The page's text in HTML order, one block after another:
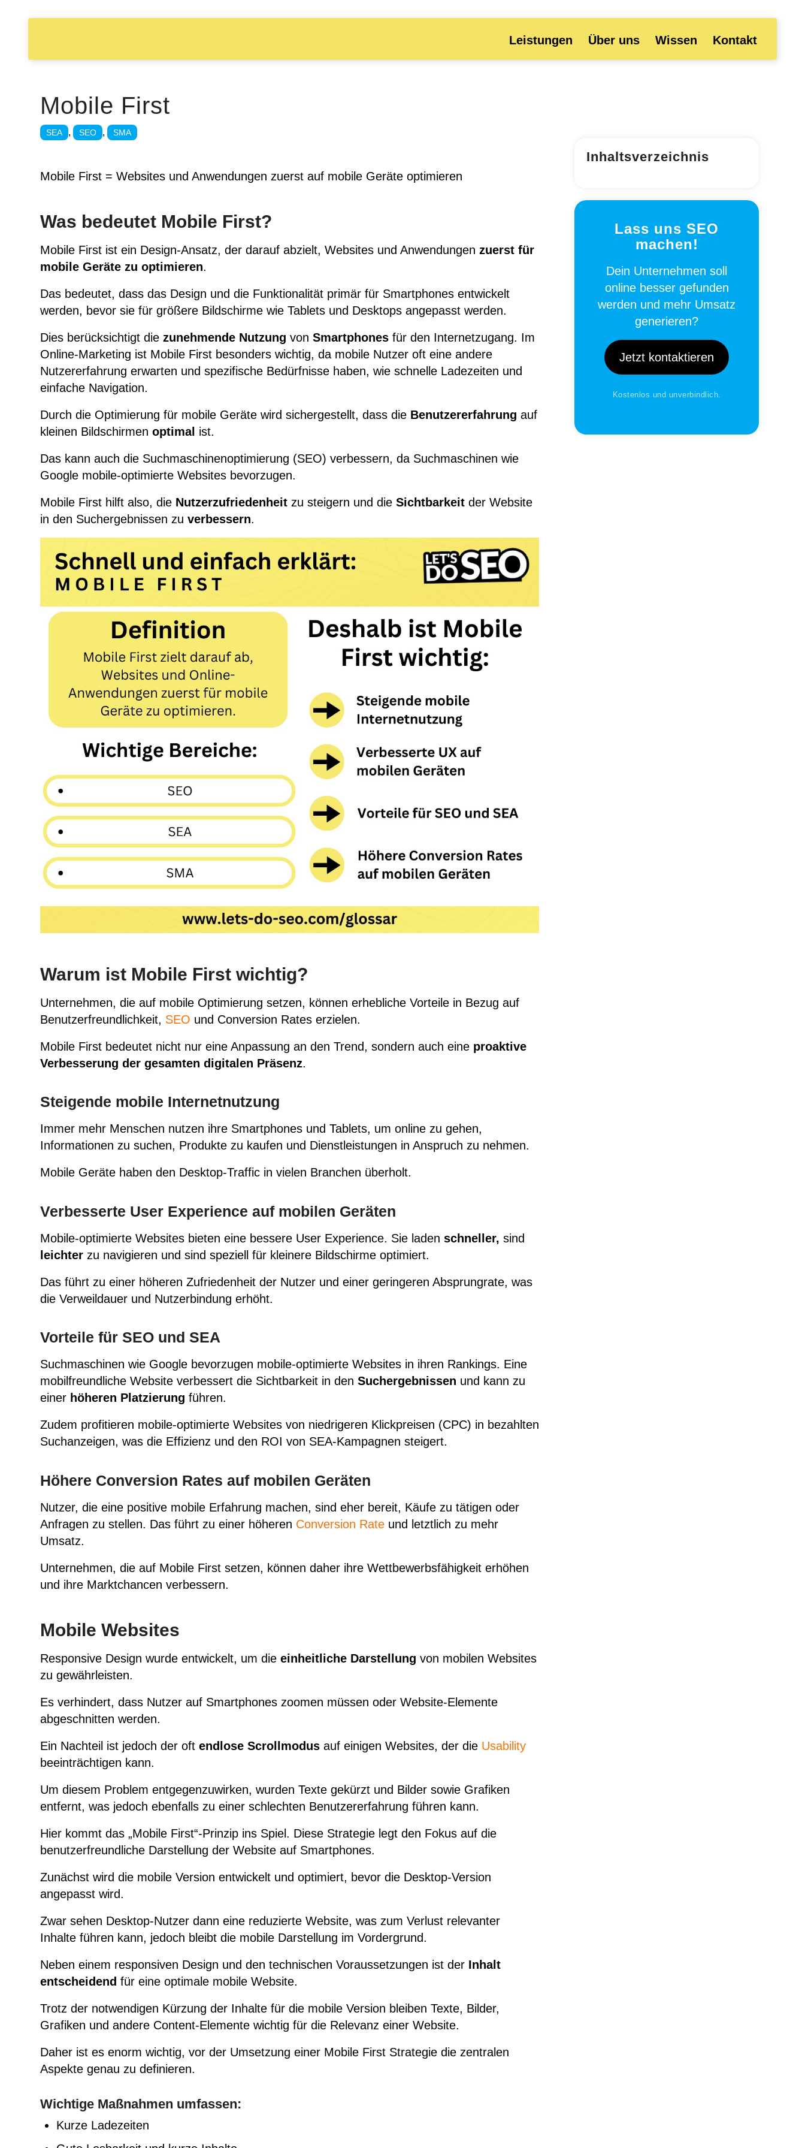
Leistungen Über uns Wissen Kontakt
Mobile First
SEA , SEO , SMA
Mobile First = Websites und Anwendungen zuerst auf mobile Geräte optimieren
Was bedeutet Mobile First?
Mobile First ist ein Design-Ansatz, der darauf abzielt, Websites und Anwendungen zuerst für
mobile Geräte zu optimieren.
Das bedeutet, dass das Design und die Funktionalität primär für Smartphones entwickelt
werden, bevor sie für größere Bildschirme wie Tablets und Desktops angepasst werden.
Dies berücksichtigt die zunehmende Nutzung von Smartphones für den Internetzugang. Im
Online-Marketing ist Mobile First besonders wichtig, da mobile Nutzer oft eine andere
Nutzererfahrung erwarten und spezifische Bedürfnisse haben, wie schnelle Ladezeiten und
einfache Navigation.
Durch die Optimierung für mobile Geräte wird sichergestellt, dass die Benutzererfahrung auf
kleinen Bildschirmen optimal ist.
Das kann auch die Suchmaschinenoptimierung (SEO) verbessern, da Suchmaschinen wie
Google mobile-optimierte Websites bevorzugen.
Mobile First hilft also, die Nutzerzufriedenheit zu steigern und die Sichtbarkeit der Website
in den Suchergebnissen zu verbessern.
Warum ist Mobile First wichtig?
Unternehmen, die auf mobile Optimierung setzen, können erhebliche Vorteile in Bezug auf
Benutzerfreundlichkeit, SEO und Conversion Rates erzielen.
Mobile First bedeutet nicht nur eine Anpassung an den Trend, sondern auch eine proaktive
Verbesserung der gesamten digitalen Präsenz.
Steigende mobile Internetnutzung
Immer mehr Menschen nutzen ihre Smartphones und Tablets, um online zu gehen,
Informationen zu suchen, Produkte zu kaufen und Dienstleistungen in Anspruch zu nehmen.
Mobile Geräte haben den Desktop-Traffic in vielen Branchen überholt.
Verbesserte User Experience auf mobilen Geräten
Mobile-optimierte Websites bieten eine bessere User Experience. Sie laden schneller, sind
leichter zu navigieren und sind speziell für kleinere Bildschirme optimiert.
Das führt zu einer höheren Zufriedenheit der Nutzer und einer geringeren Absprungrate, was
die Verweildauer und Nutzerbindung erhöht.
Vorteile für SEO und SEA
Suchmaschinen wie Google bevorzugen mobile-optimierte Websites in ihren Rankings. Eine
mobilfreundliche Website verbessert die Sichtbarkeit in den Suchergebnissen und kann zu
einer höheren Platzierung führen.
Zudem profitieren mobile-optimierte Websites von niedrigeren Klickpreisen (CPC) in bezahlten
Suchanzeigen, was die Effizienz und den ROI von SEA-Kampagnen steigert.
Höhere Conversion Rates auf mobilen Geräten
Nutzer, die eine positive mobile Erfahrung machen, sind eher bereit, Käufe zu tätigen oder
Anfragen zu stellen. Das führt zu einer höheren Conversion Rate und letztlich zu mehr
Umsatz.
Unternehmen, die auf Mobile First setzen, können daher ihre Wettbewerbsfähigkeit erhöhen
und ihre Marktchancen verbessern.
Mobile Websites
Responsive Design wurde entwickelt, um die einheitliche Darstellung von mobilen Websites
zu gewährleisten.
Es verhindert, dass Nutzer auf Smartphones zoomen müssen oder Website-Elemente
abgeschnitten werden.
Ein Nachteil ist jedoch der oft endlose Scrollmodus auf einigen Websites, der die Usability
beeinträchtigen kann.
Um diesem Problem entgegenzuwirken, wurden Texte gekürzt und Bilder sowie Grafiken
entfernt, was jedoch ebenfalls zu einer schlechten Benutzererfahrung führen kann.
Hier kommt das „Mobile First“-Prinzip ins Spiel. Diese Strategie legt den Fokus auf die
benutzerfreundliche Darstellung der Website auf Smartphones.
Zunächst wird die mobile Version entwickelt und optimiert, bevor die Desktop-Version
angepasst wird.
Zwar sehen Desktop-Nutzer dann eine reduzierte Website, was zum Verlust relevanter
Inhalte führen kann, jedoch bleibt die mobile Darstellung im Vordergrund.
Neben einem responsiven Design und den technischen Voraussetzungen ist der Inhalt
entscheidend für eine optimale mobile Website.
Trotz der notwendigen Kürzung der Inhalte für die mobile Version bleiben Texte, Bilder,
Grafiken und andere Content-Elemente wichtig für die Relevanz einer Website.
Daher ist es enorm wichtig, vor der Umsetzung einer Mobile First Strategie die zentralen
Aspekte genau zu definieren.
Wichtige Maßnahmen umfassen:
Kurze Ladezeiten
Inhaltsverzeichnis
Lass uns SEO
machen!
Dein Unternehmen soll
online besser gefunden
werden und mehr Umsatz
generieren?
Jetzt kontaktieren
Kostenlos und unverbindlich.